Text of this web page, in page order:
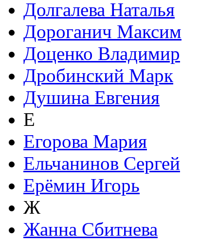
Долгалева Наталья
Дороганич Максим
Доценко Владимир
Дробинский Марк
Душина Евгения
Е
Егорова Мария
Ельчанинов Сергей
Ерёмин Игорь
Ж
Жанна Сбитнева